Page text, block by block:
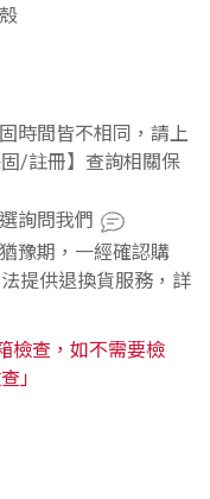
時間皆不相同，請上
/註冊】查詢相關保
詢問我們
豫期，一經確認購
提供退換貨服務，詳
檢查，如不需要檢
」